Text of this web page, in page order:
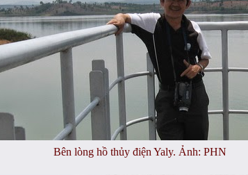
Bên lòng hồ thủy điện Yaly. Ảnh: PHN